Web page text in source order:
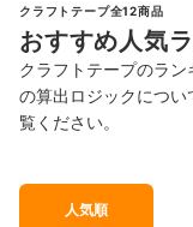
クラフトテープ全12商品
おすすめ人気
クラフトテープのラ
の算出ロジックについ
覧ください。
人気順